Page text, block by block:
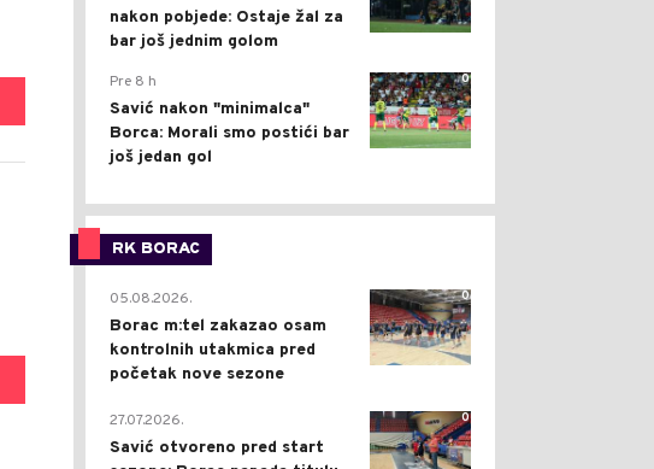
nakon pobjede: Ostaje žal za
bar još jednim golom
0
Pre 8 h
Savić nakon "minimalca"
Borca: Morali smo postići bar
još jedan gol
RK BORAC
0
05.08.2026.
Borac m:tel zakazao osam
kontrolnih utakmica pred
početak nove sezone
0
27.07.2026.
Savić otvoreno pred start